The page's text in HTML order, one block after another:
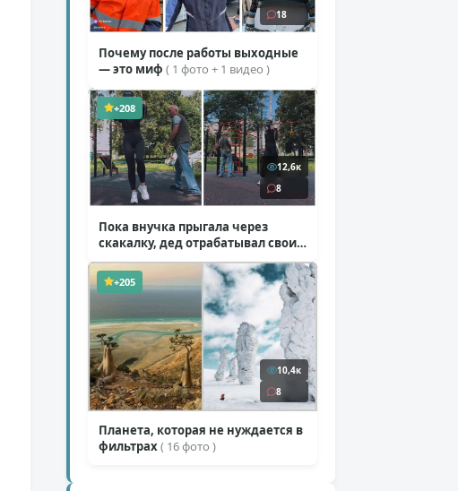
18
Почему после работы выходные
— это миф ( 1 фото + 1 видео )
+208
12,6к
8
Пока внучка прыгала через
скакалку, дед отрабатывал свои
секретные приемы
( 1 фото + 1 видео )
+205
10,4к
8
Планета, которая не нуждается в
фильтрах( 16 фото )